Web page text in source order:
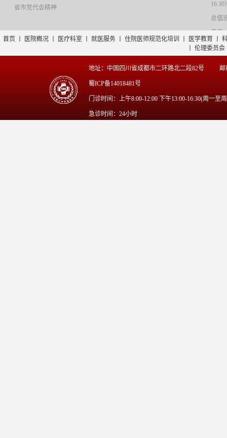
省市党代会精神
16:30
总值
传真
首页
医院概况 医疗科室 就医服务 住院医师规范化培训 医学教育
伦理委员会
地址：中国四川省成都市二环路北二段82号 邮
蜀ICP备14018481号
门诊时间：上午8:00-12:00 下午13:00-16:30(周一至
急诊时间：24小时